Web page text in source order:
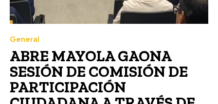
General
ABRE MAYOLA GAONA
SESIÓN DE COMISIÓN DE
PARTICIPACIÓN